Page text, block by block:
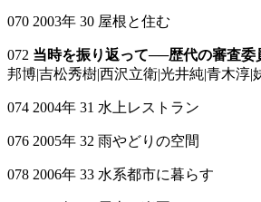
070 2003年 30 屋根と住む
072 当時を振り返って──歴代の審査委
邦博|吉松秀樹|西沢立衛|光井純|青木淳|
074 2004年 31 水上レストラン
076 2005年 32 雨やどりの空間
078 2006年 33 水系都市に暮らす